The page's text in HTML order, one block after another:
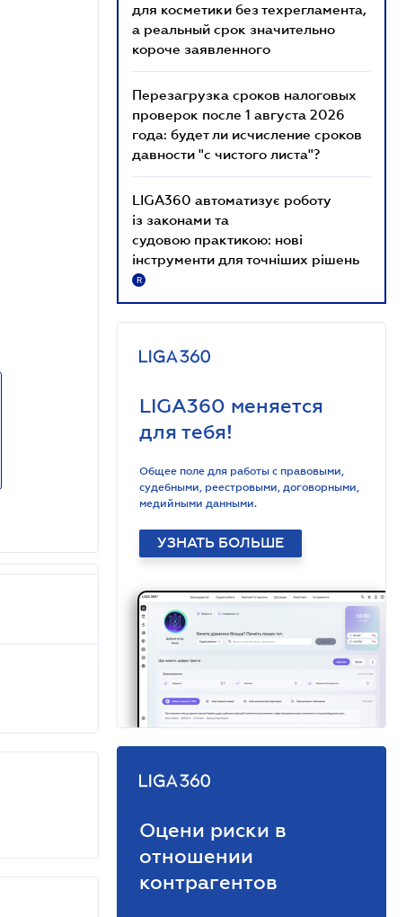
для косметики без техрегламента,
а реальный срок значительно
короче заявленного
Перезагрузка сроков налоговых
проверок после 1 августа 2026
года: будет ли исчисление сроков
давности "с чистого листа"?
LIGA360 автоматизує роботу
із законами та
судовою практикою: нові
інструменти для точніших рішень
R
LIGA360 меняется
для тебя!
Общее поле для работы с правовыми,
судебными, реестровыми, договорными,
медийными данными.
УЗНАТЬ БОЛЬШЕ
Оцени риски в
отношении
контрагентов